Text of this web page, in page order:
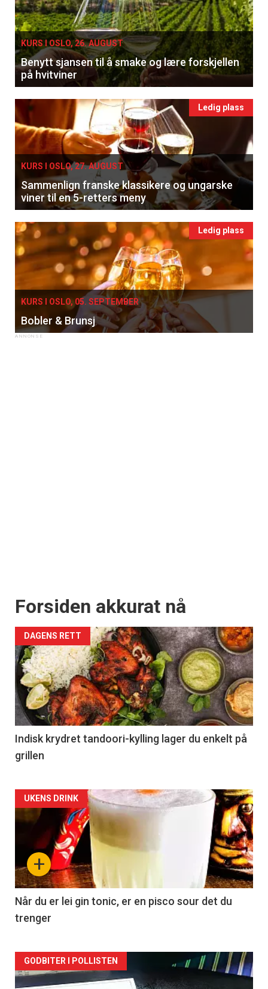
×
Få ukentlige nyhetsbrev fra
Apéritif
Vi tilbyr flere ukentlige nyhetsbrev. Du
kan fritt velge hvilke du ønsker å få
tilsendt.
Registrer deg
KURS I OSLO, 26. AUGUST
Benytt sjansen til å smake og lære forskjellen
på hvitviner
Ledig plass
KURS I OSLO, 27. AUGUST
Sammenlign franske klassikere og ungarske
viner til en 5-retters meny
Ledig plass
KURS I OSLO, 05. SEPTEMBER
Bobler & Brunsj
Forsiden akkurat nå
DAGENS RETT
Indisk krydret tandoori-kylling lager du enkelt på
grillen
Forsiden
akkurat
nå
-
2
+
UKENS DRINK
Når du er lei gin tonic, er en pisco sour det du
trenger
Forsiden
GODBITER I POLLISTEN